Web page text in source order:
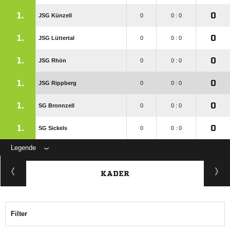
1. JSG Künzell 0 0 : 0 0
1. JSG Lüttertal 0 0 : 0 0
1. JSG Rhön 0 0 : 0 0
1. JSG Rippberg 0 0 : 0 0
1. SG Bronnzell 0 0 : 0 0
1. SG Sickels 0 0 : 0 0
Legende
KADER
Filter